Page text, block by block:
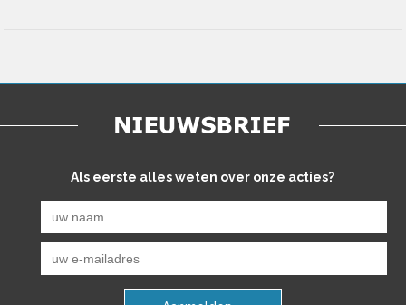
Als eerste alles weten over onze acties?